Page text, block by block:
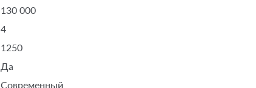
130 000
4
1250
Да
Современный